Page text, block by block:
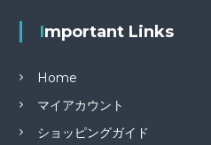
Important Links
Home
マイアカウント
ショッピングガイド